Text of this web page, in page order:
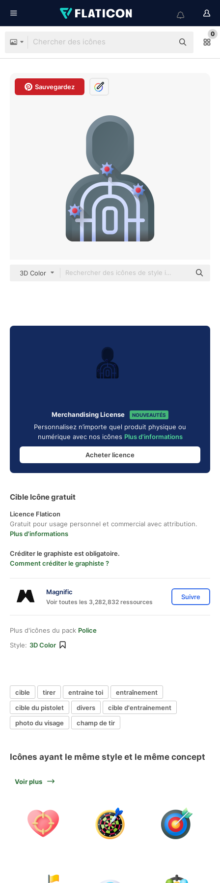
0
Sauvegardez
3D Color
Merchandising License NOUVEAUTÉS
Personnalisez n’importe quel produit physique ou
numérique avec nos icônes Plus d'informations
Acheter licence
Cible Icône gratuit
Licence Flaticon
Gratuit pour usage personnel et commercial avec attribution.
Plus d'informations
Créditer le graphiste est obligatoire.
Comment créditer le graphiste ?
Magnific
Voir toutes les 3,282,832 ressources
Suivre
Plus d'icônes du pack Police
Style: 3D Color
cible tirer entraine toi
entraînement
cible du pistolet
divers
cible d'entrainement
photo du visage
champ de tir
Icônes ayant le même style et le même concept
Voir plus